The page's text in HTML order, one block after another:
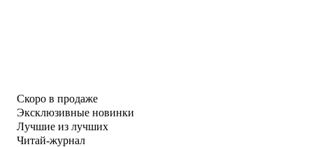
Скоро в продаже
Эксклюзивные новинки
Лучшие из лучших
Читай-журнал